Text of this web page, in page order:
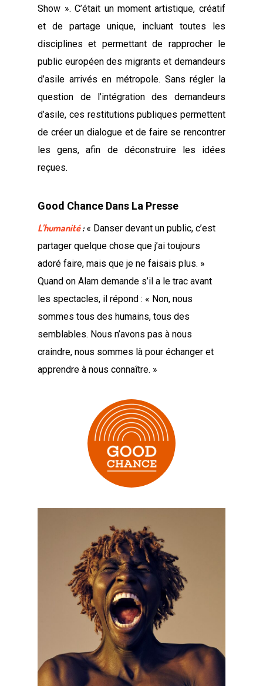
Show ». C’était un moment artistique, créatif
et de partage unique, incluant toutes les
disciplines et permettant de rapprocher le
public européen des migrants et demandeurs
d’asile arrivés en métropole. Sans régler la
question de l’intégration des demandeurs
d’asile, ces restitutions publiques permettent
de créer un dialogue et de faire se rencontrer
les gens, afin de déconstruire les idées
reçues.
Good Chance Dans La Presse
L’humanité:« Danser devant un public, c’est
partager quelque chose que j’ai toujours
adoré faire, mais que je ne faisais plus. »
Quand on Alam demande s’il a le trac avant
les spectacles, il répond : « Non, nous
sommes tous des humains, tous des
semblables. Nous n’avons pas à nous
craindre, nous sommes là pour échanger et
apprendre à nous connaître. »